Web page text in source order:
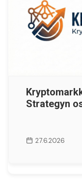
Strategyn
27.6.2026